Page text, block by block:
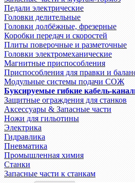
Педали электрические
Головки делительные
Головки долбёжные, фрезерные
Коробки передач и скоростей
Плиты поверочные и разметочные
Головки электромеханические
Магнитные приспособления
Приспособления для правки и
Модульные системы подачи СОЖ
Буксируемые гибкие кабель-
Защитные ограждения для станков
Аксессуары & Запасные части
Ножи для гильотины
Электрика
Гидравлика
Пневматика
Промышленная химия
Станки
Запасные части к станкам